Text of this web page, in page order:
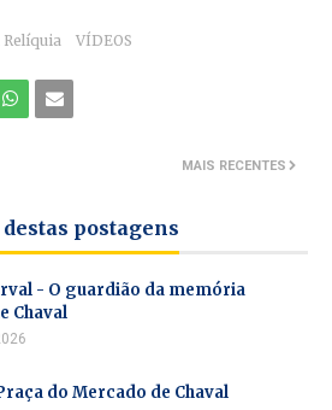
Relíquia VÍDEOS
MAIS RECENTES
postagens
- O guardião da memória
Chaval
do Mercado de Chaval